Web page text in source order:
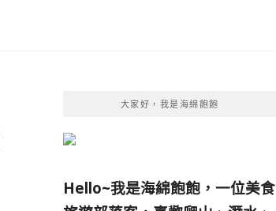
大家好，我是海綿飽飽
Hello~我是海綿飽飽，一位美食